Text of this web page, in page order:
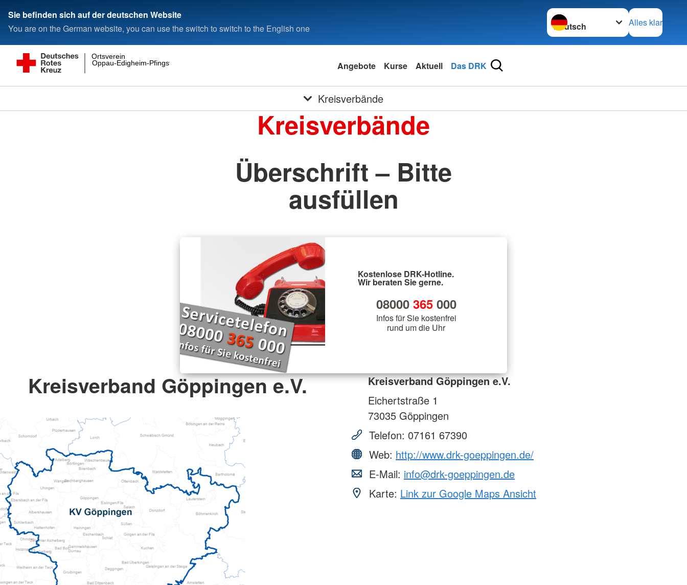
Sie befinden sich auf der deutschen Website
You are on the German website, you can use the switch to switch to the English one
Sprache wechseln zu
Alles klar
Oppau-Edigheim-Pfingstweide e.V.
Ortsverein
Angebote Kurse Aktuell Das DRK
Kreisverbände
Kreisverbände
Überschrift – Bitte
ausfüllen
Kostenlose DRK-Hotline.
Wir beraten Sie gerne.
08000 365000
Infos für Sie kostenfrei
rund um die Uhr
Kreisverband Göppingen e.V.
Kreisverband Göppingen e.V.
Eichertstraße 1
73035 Göppingen
Telefon: 07161 67390
Web: http://www.drk-goeppingen.de/
E-Mail: info@drk-goeppingen.de
Karte: Link zur Google Maps Ansicht